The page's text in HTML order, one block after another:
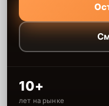
10+
лет на рынке